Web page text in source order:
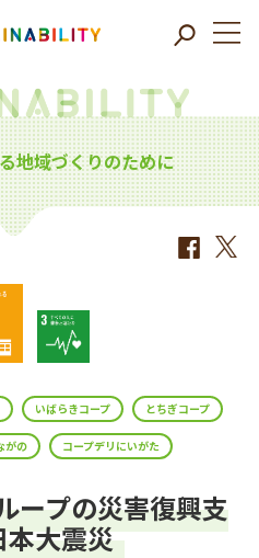
地域づくりのために
いばらきコープ とちぎコープ
がの コープデリにいがた
ープの災害復興支
大震災